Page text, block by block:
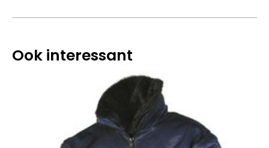
Ook interessant